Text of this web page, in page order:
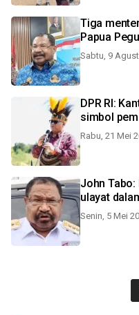
Tiga
Papua
Sabtu, 9
DPR RI:
simbol
Rabu, 21 Mei
John
ulayat
Senin, 5 Mei